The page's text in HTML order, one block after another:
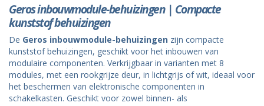
Geros inbouwmodule-behuizingen | Compacte
kunststof behuizingen
De Geros inbouwmodule-behuizingen zijn compacte
kunststof behuizingen, geschikt voor het inbouwen van
modulaire componenten. Verkrijgbaar in varianten met 8
modules, met een rookgrijze deur, in lichtgrijs of wit, ideaal voor
het beschermen van elektronische componenten in
schakelkasten. Geschikt voor zowel binnen- als